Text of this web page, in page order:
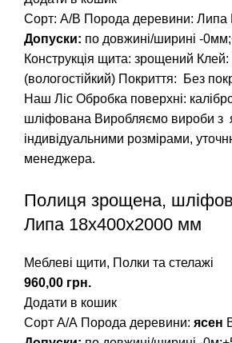
Сорт: А/В Порода деревини: Липа
Допуски: по довжині/ширині -
Конструкція щита: зрощений Клей:
(вологостійкий) Покриття: Без
Наш Ліс Обробка поверхні:
шліфована Виробляємо вироби з
індивідуальними розмірами,
менеджера.
Полиця зрощена,
Липа 18х400х2000 мм
Меблеві щити, Полки та стелажі
грн.
Додати в кошик
Сорт А/А Порода деревини: ясен